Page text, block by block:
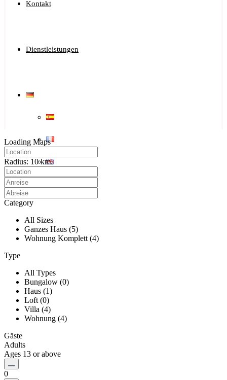
Kontakt
Dienstleistungen
Loading Maps
Radius: 10 km
Category
All Sizes
Ganzes Haus (5)
Wohnung Komplett (4)
Type
All Types
Bungalow (0)
Haus (1)
Loft (0)
Villa (4)
Wohnung (4)
Gäste
Adults
Ages 13 or above
0